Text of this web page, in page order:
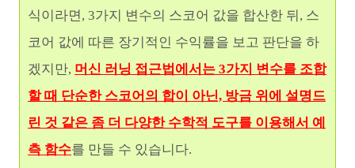
식이라면, 3가지 변수의 스코어 값을 합산한 뒤, 스
코어 값에 따른 장기적인 수익률을 보고 판단을 하
겠지만, 머신 러닝 접근법에서는 3가지 변수를 조합
할 때 단순한 스코어의 합이 아닌, 방금 위에 설명드
린 것 같은 좀 더 다양한 수학적 도구를 이용해서 예
측 함수를 만들 수 있습니다.